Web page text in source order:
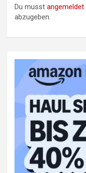
Du musst angemeldet
abzugeben.